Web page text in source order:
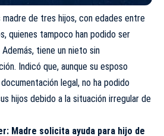
madre de tres hijos, con edades entre
quienes tampoco han podido ser
tiene un nieto sin
Indicó que, aunque su esposo
legal, no ha podido
hijos debido a la situación irregular de
Madre solicita ayuda para hijo de